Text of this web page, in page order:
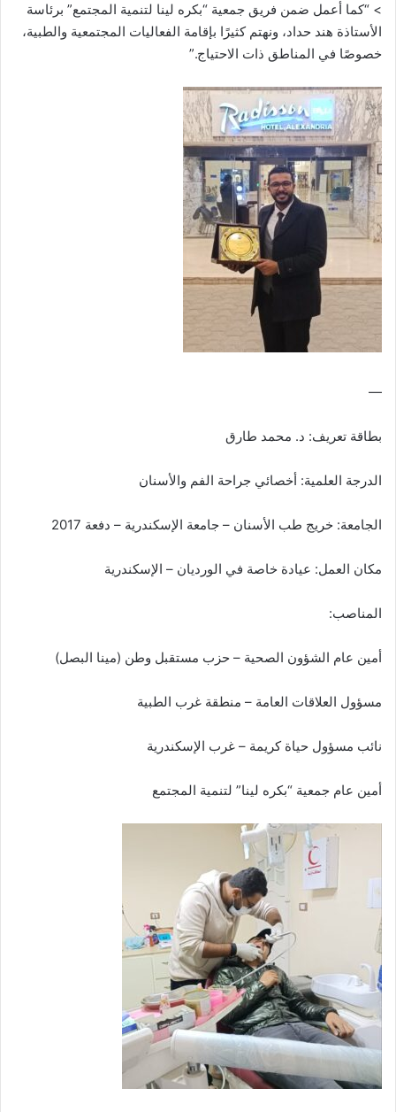
> “كما أعمل ضمن فريق جمعية “بكره لينا لتنمية المجتمع” برئاسة
الأستاذة هند حداد، ونهتم كثيرًا بإقامة الفعاليات المجتمعية والطبية،
خصوصًا في المناطق ذات الاحتياج.”
—
بطاقة تعريف: د. محمد طارق
الدرجة العلمية: أخصائي جراحة الفم والأسنان
الجامعة: خريج طب الأسنان – جامعة الإسكندرية – دفعة 2017
مكان العمل: عيادة خاصة في الورديان – الإسكندرية
المناصب:
أمين عام الشؤون الصحية – حزب مستقبل وطن (مينا البصل)
مسؤول العلاقات العامة – منطقة غرب الطبية
نائب مسؤول حياة كريمة – غرب الإسكندرية
أمين عام جمعية “بكره لينا” لتنمية المجتمع